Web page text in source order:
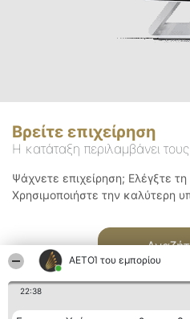
ΑΕΤΟΊ του εμπορίου
22:38
Βρείτε επιχείρηση
Η κατάταξη περιλαμβάνει
Ψάχνετε επιχείρηση; Ελέγξτε
Χρησιμοποιήστε την καλύτερη